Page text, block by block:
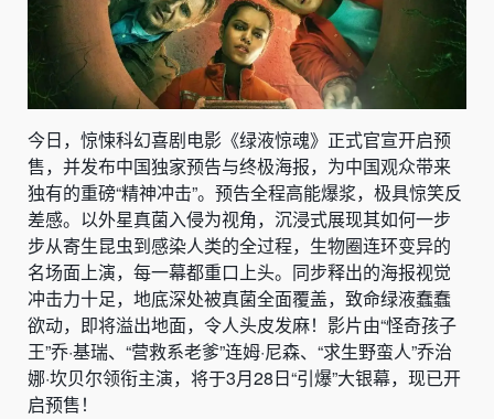
今日，惊悚科幻喜剧电影《绿液惊魂》正式官宣开启预
售，并发布中国独家预告与终极海报，为中国观众带来
独有的重磅“精神冲击”。预告全程高能爆浆，极具惊笑反
差感。以外星真菌入侵为视角，沉浸式展现其如何一步
步从寄生昆虫到感染人类的全过程，生物圈连环变异的
名场面上演，每一幕都重口上头。同步释出的海报视觉
冲击力十足，地底深处被真菌全面覆盖，致命绿液蠢蠢
欲动，即将溢出地面，令人头皮发麻！影片由“怪奇孩子
王”乔·基瑞、“营救系老爹”连姆·尼森、“求生野蛮人”乔治
娜·坎贝尔领衔主演，将于3月28日“引爆”大银幕，现已开
启预售！